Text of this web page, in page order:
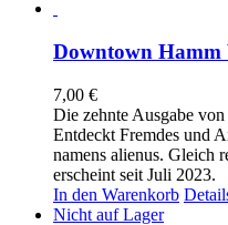
Downtown Hamm
7,00 €
Die zehnte Ausgabe
Entdeckt Fremdes und
namens alienus. Gleich
erscheint seit Juli 2023.
In den Warenkorb
Nicht auf Lager